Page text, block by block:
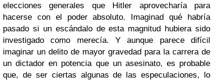
elecciones generales que Hitler aprovecharía para
hacerse con el poder absoluto. Imaginad qué habría
pasado si un escándalo de esta magnitud hubiera sido
investigado como merecía. Y aunque parece difícil
imaginar un delito de mayor gravedad para la carrera de
un dictador en potencia que un asesinato, es probable
que, de ser ciertas algunas de las especulaciones, lo